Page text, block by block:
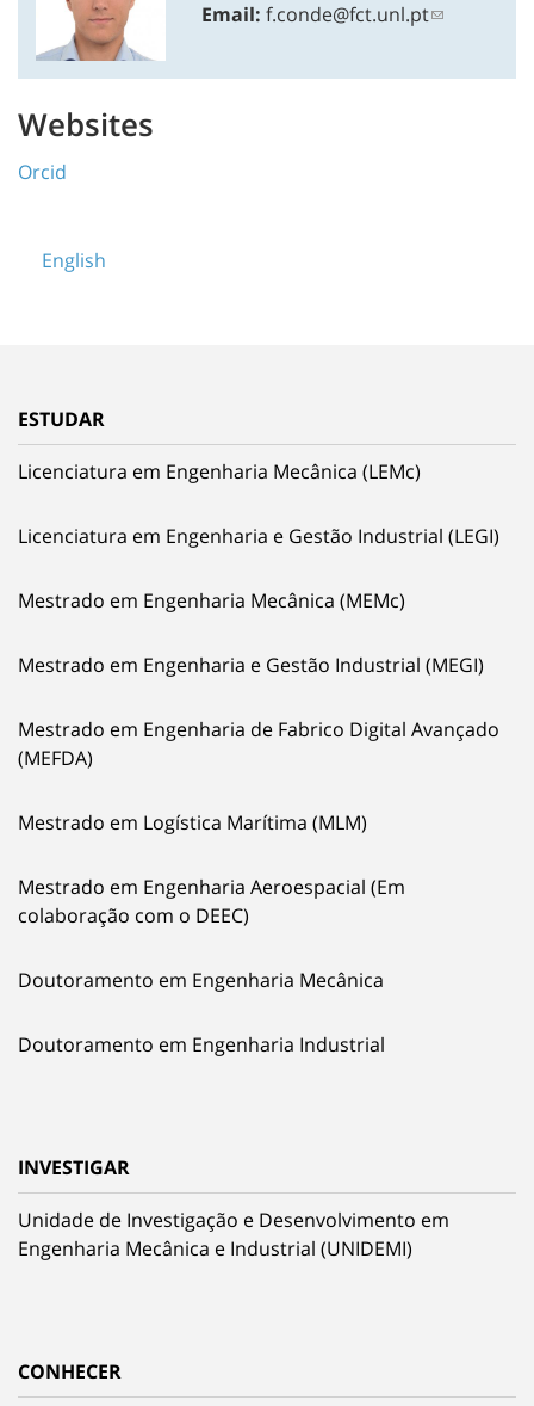
Email: f.conde@fct.unl.pt
Websites
Orcid
English
ESTUDAR
Licenciatura em Engenharia Mecânica (LEMc)
Licenciatura em Engenharia e Gestão Industrial (LEGI)
Mestrado em Engenharia Mecânica (MEMc)
Mestrado em Engenharia e Gestão Industrial (MEGI)
Mestrado em Engenharia de Fabrico Digital Avançado
(MEFDA)
Mestrado em Logística Marítima (MLM)
Mestrado em Engenharia Aeroespacial (Em
colaboração com o DEEC)
Doutoramento em Engenharia Mecânica
Doutoramento em Engenharia Industrial
INVESTIGAR
Unidade de Investigação e Desenvolvimento em
Engenharia Mecânica e Industrial (UNIDEMI)
CONHECER